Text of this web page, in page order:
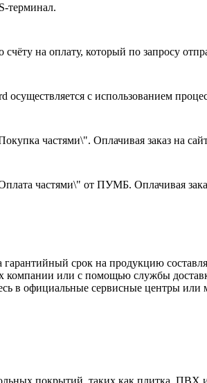
терминал.
счёту на оплату, который по запросу
с использованием
частями\". Оплачивая заказ на
частями\" от ПУМБ. Оплачивая
срок на продукцию
компании или с помощью службы
в официальные сервисные центры
покрытий, таких как плитка,